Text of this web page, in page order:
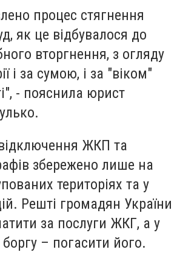
процес стягнення
як це відбувалося до
вторгнення, з огляду
і за сумою, і за "віком"
- пояснила юрист
ЖКП та
збережено лише на
територіях та у
Решті громадян України
за послуги ЖКГ, а у
боргу – погасити його.